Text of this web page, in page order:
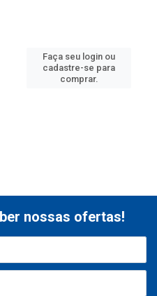
Faça seu login ou
cadastre-se para
comprar.
nossas ofertas!